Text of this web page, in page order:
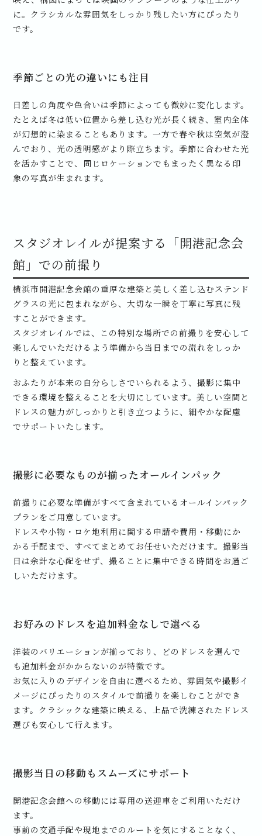
に。クラシカルな雰囲気をしっかり残したい方にぴったり
です。
季節ごとの光の違いにも注目
日差しの角度や色合いは季節によっても微妙に変化します。
たとえば冬は低い位置から差し込む光が長く続き、室内全体
が幻想的に染まることもあります。一方で春や秋は空気が澄
んでおり、光の透明感がより際立ちます。季節に合わせた光
を活かすことで、同じロケーションでもまったく異なる印
象の写真が生まれます。
スタジオレイルが提案する「開港記念会
館」での前撮り
横浜市開港記念会館の重厚な建築と美しく差し込むステンド
グラスの光に包まれながら、大切な一瞬を丁寧に写真に残
すことができます。
スタジオレイルでは、この特別な場所での前撮りを安心して
楽しんでいただけるよう準備から当日までの流れをしっか
りと整えています。
おふたりが本来の自分らしさでいられるよう、撮影に集中
できる環境を整えることを大切にしています。美しい空間と
ドレスの魅力がしっかりと引き立つように、細やかな配慮
でサポートいたします。
撮影に必要なものが揃ったオールインパック
前撮りに必要な準備がすべて含まれているオールインパック
プランをご用意しています。
ドレスや小物・ロケ地利用に関する申請や費用・移動にか
かる手配まで、すべてまとめてお任せいただけます。撮影当
日は余計な心配をせず、撮ることに集中できる時間をお過ご
しいただけます。
お好みのドレスを追加料金なしで選べる
洋装のバリエーションが揃っており、どのドレスを選んで
も追加料金がかからないのが特徴です。
お気に入りのデザインを自由に選べるため、雰囲気や撮影イ
メージにぴったりのスタイルで前撮りを楽しむことができ
ます。クラシックな建築に映える、上品で洗練されたドレス
選びも安心して行えます。
撮影当日の移動もスムーズにサポート
開港記念会館への移動には専用の送迎車をご利用いただけ
ます。
事前の交通手配や現地までのルートを気にすることなく、